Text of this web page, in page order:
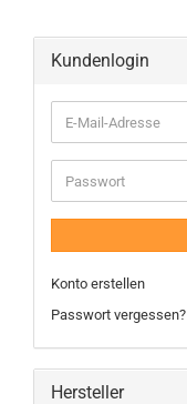
Kundenlogin
Konto erstellen
Passwort vergessen?
Hersteller